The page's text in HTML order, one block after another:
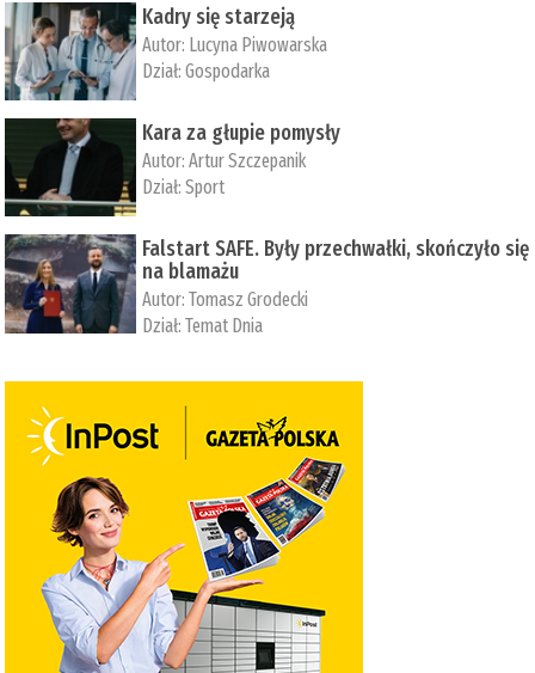
Kadry się starzeją
Autor: Lucyna Piwowarska
Dział:Gospodarka
Kara za głupie pomysły
Autor:Artur Szczepanik
Dział:Sport
Falstart SAFE. Były przechwałki, skończyło się
na blamażu
Autor:Tomasz Grodecki
Dział:Temat Dnia